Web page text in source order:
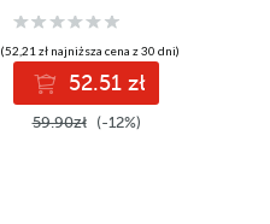
(52,21 zł najniższa cena z 30 dni)
52.51 zł
59.90zł (-12%)